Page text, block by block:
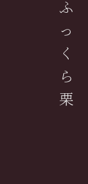
ふ
っ
く
ら
栗